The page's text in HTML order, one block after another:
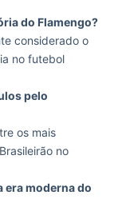
do Flamengo?
considerado o
no futebol
pelo
os mais
no
era moderna do